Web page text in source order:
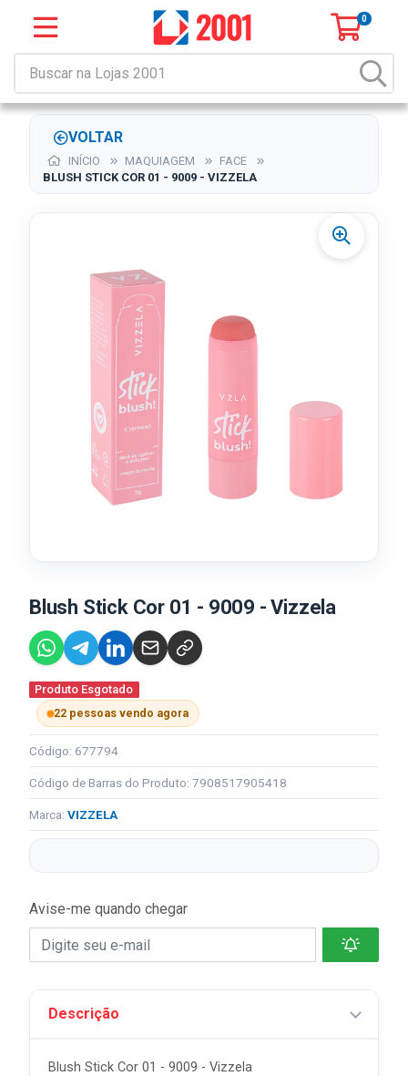
0
VOLTAR
INÍCIO MAQUIAGEM
FACE
BLUSH STICK COR 01 - 9009 - VIZZELA
Blush Stick Cor 01 - 9009 - Vizzela
Produto Esgotado
22 pessoas vendo agora
Código: 677794
Código de Barras do Produto: 7908517905418
Marca: VIZZELA
Avise-me quando chegar
Descrição
Blush Stick Cor 01 - 9009 - Vizzela